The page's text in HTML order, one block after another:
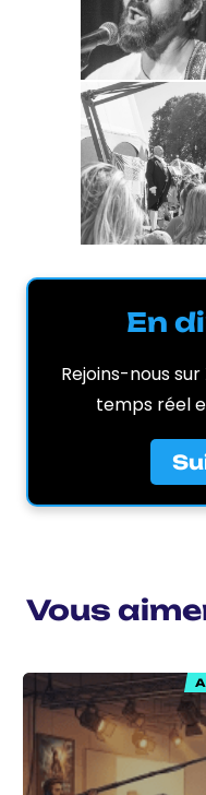
En
Rejoins-nous
temps réel
Vous